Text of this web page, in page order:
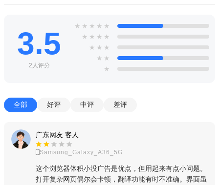
置同步到所有的设备上。
相关新闻
X浏览器车机版是一款能够安装在汽车多媒体设备上的X浏览
广告不会打扰到司机的操作，289为你提供X浏览器车机版apk下
载
3.5
2人评分
★ ★ ★ ★ ★
★ ★ ★ ★
★ ★ ★
★ ★
★
全部 好评 中评 差评
广东网友 客人
Samsung_Galaxy_A36_5G
这个浏览器体积小没广告是优点，但用起来有点小问题。
打开复杂网页偶尔会卡顿，翻译功能有时不准确。界面虽